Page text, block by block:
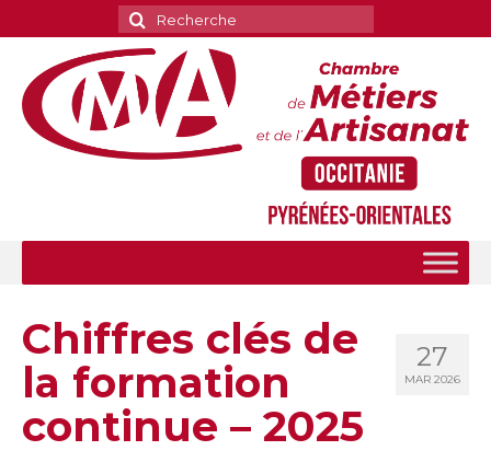
Rechercher
:
27
MAR 2026
Chiffres clés de
la formation
continue – 2025